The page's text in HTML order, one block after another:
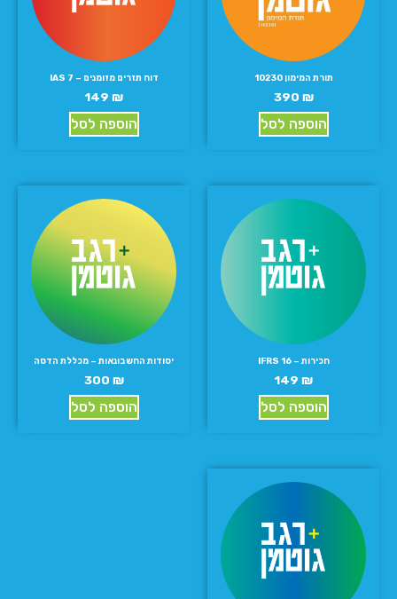
תורת המימון 10230
390 ₪
הוספה לסל
דוח תזרים מזומנים – IAS 7
149 ₪
הוספה לסל
חכירות – IFRS 16
149 ₪
הוספה לסל
יסודות החשבונאות – מכללת הדסה
300 ₪
הוספה לסל